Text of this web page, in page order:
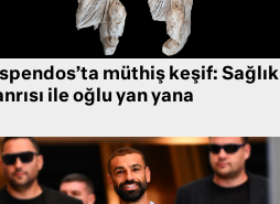
müthiş keşif: Sağlık
ile oğlu yan yana